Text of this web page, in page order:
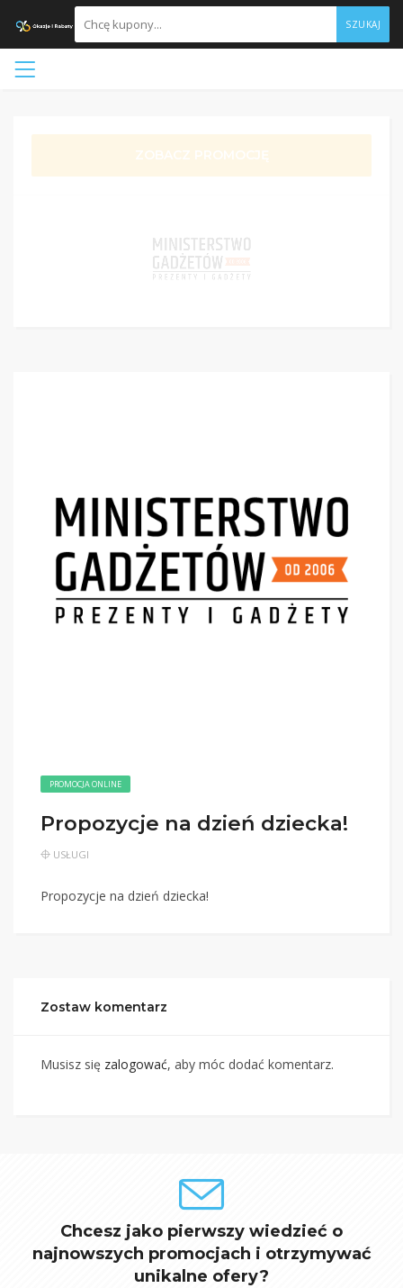
SZUKAJ
ZOBACZ PROMOCJĘ
PROMOCJA ONLINE
Propozycje na dzień dziecka!
USŁUGI
Propozycje na dzień dziecka!
Zostaw komentarz
Musisz się zalogować, aby móc dodać komentarz.
Chcesz jako pierwszy wiedzieć o
najnowszych promocjach i otrzymywać
unikalne ofery?